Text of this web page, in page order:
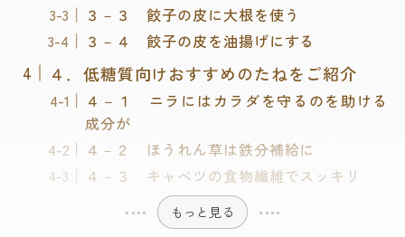
３－３ 餃子の皮に大根を使う
３－４ 餃子の皮を油揚げにする
４．低糖質向けおすすめのたねをご紹介
４－１ ニラにはカラダを守るのを助ける
成分が
４－２ ほうれん草は鉄分補給に
４－３ キャベツの食物繊維でスッキリ
もっと見る